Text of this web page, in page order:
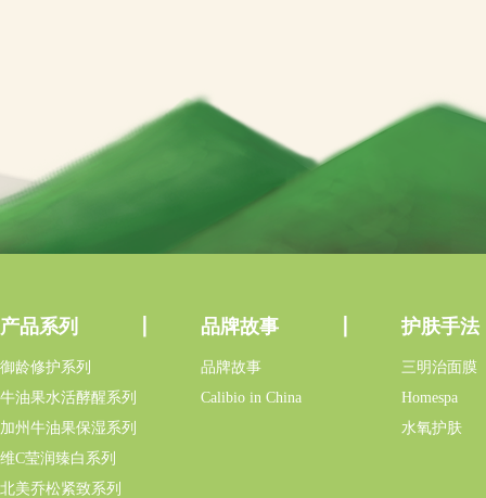
产品系列
御龄修护系列
牛油果水活酵醒系列
加州牛油果保湿系列
维C莹润臻白系列
北美乔松紧致系列
品牌故事
品牌故事
Calibio in China
护肤手法
三明治面膜
Homespa
水氧护肤